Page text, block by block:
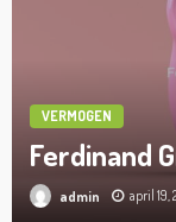
VERMOGEN
Ferdinand
admin april 19,